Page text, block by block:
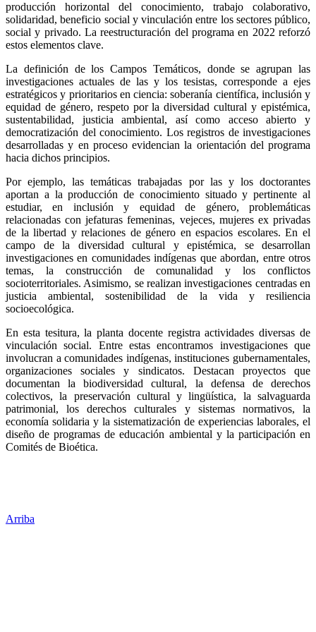
producción horizontal del conocimiento, trabajo colaborativo,
solidaridad, beneficio social y vinculación entre los sectores público,
social y privado. La reestructuración del programa en 2022 reforzó
estos elementos clave.
La definición de los Campos Temáticos, donde se agrupan las
investigaciones actuales de las y los tesistas, corresponde a ejes
estratégicos y prioritarios en ciencia: soberanía científica, inclusión y
equidad de género, respeto por la diversidad cultural y epistémica,
sustentabilidad, justicia ambiental, así como acceso abierto y
democratización del conocimiento. Los registros de investigaciones
desarrolladas y en proceso evidencian la orientación del programa
hacia dichos principios.
Por ejemplo, las temáticas trabajadas por las y los doctorantes
aportan a la producción de conocimiento situado y pertinente al
estudiar, en inclusión y equidad de género, problemáticas
relacionadas con jefaturas femeninas, vejeces, mujeres ex privadas
de la libertad y relaciones de género en espacios escolares. En el
campo de la diversidad cultural y epistémica, se desarrollan
investigaciones en comunidades indígenas que abordan, entre otros
temas, la construcción de comunalidad y los conflictos
socioterritoriales. Asimismo, se realizan investigaciones centradas en
justicia ambiental, sostenibilidad de la vida y resiliencia
socioecológica.
En esta tesitura, la planta docente registra actividades diversas de
vinculación social. Entre estas encontramos investigaciones que
involucran a comunidades indígenas, instituciones gubernamentales,
organizaciones sociales y sindicatos. Destacan proyectos que
documentan la biodiversidad cultural, la defensa de derechos
colectivos, la preservación cultural y lingüística, la salvaguarda
patrimonial, los derechos culturales y sistemas normativos, la
economía solidaria y la sistematización de experiencias laborales, el
diseño de programas de educación ambiental y la participación en
Comités de Bioética.
Arriba